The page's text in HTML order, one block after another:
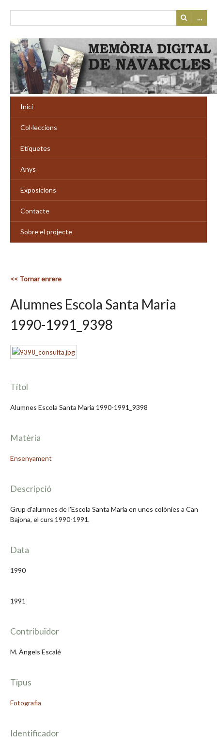
…
Inici
Col·leccions
Etiquetes
Anys
Exposicions
Contacte
Sobre el projecte
<< Tornar enrere
Alumnes Escola Santa Maria
1990-1991_9398
Títol
Alumnes Escola Santa Maria 1990-1991_9398
Matèria
Ensenyament
Descripció
Grup d'alumnes de l'Escola Santa Maria en unes colònies a Can
Bajona, el curs 1990-1991.
Data
1990
1991
Contribuïdor
M. Àngels Escalé
Tipus
Fotografia
Identificador